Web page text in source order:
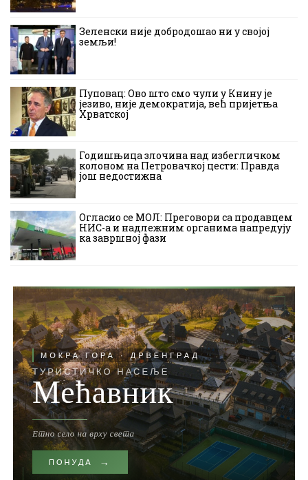
Зеленски није добродошао ни у својој
земљи!
Пуповац: Ово што смо чули у Книну је
језиво, није демократија, већ пријетња
Хрватској
Годишњица злочина над избегличком
колоном на Петровачкој цести: Правда
још недостижна
Огласио се МОЛ: Преговори са продавцем
НИС-а и надлежним органима напредују
ка завршној фази